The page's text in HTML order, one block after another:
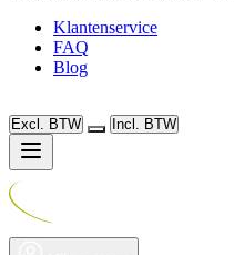
Klantenservice
FAQ
Blog
Excl. BTW Incl. BTW